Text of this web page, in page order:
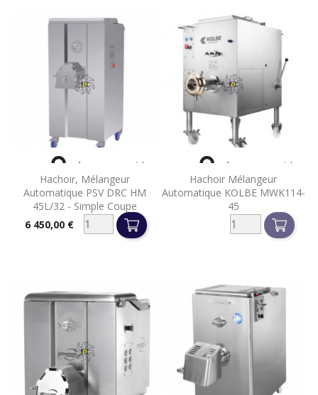
Hachoir, Mélangeur
Automatique PSV DRC HM
45L/32 - Simple Coupe
Prix6 450,00 €
 Aperçu rapide
Hachoir Mélangeur
Automatique KOLBE MWK114-
45
 Aperçu rapide